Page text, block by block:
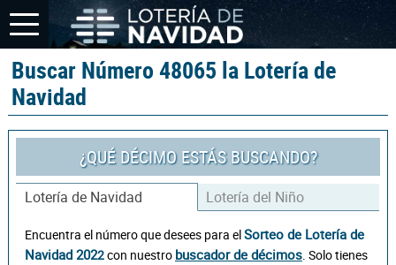
Buscar Número 48065 la Lotería de
Navidad
¿QUÉ DÉCIMO ESTÁS BUSCANDO?
Lotería de Navidad Lotería del Niño
Encuentra el número que desees para elSorteo de Lotería de
Navidad 2022con nuestro buscador de décimos. Solo tienes